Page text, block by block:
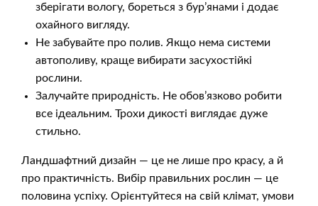
зберігати вологу, бореться з бур’янами і додає
охайного вигляду.
Не забувайте про полив. Якщо нема системи
автополиву, краще вибирати засухостійкі
рослини.
Залучайте природність. Не обов’язково робити
все ідеальним. Трохи дикості виглядає дуже
стильно.
Ландшафтний дизайн — це не лише про красу, а й
про практичність. Вибір правильних рослин — це
половина успіху. Орієнтуйтеся на свій клімат, умови